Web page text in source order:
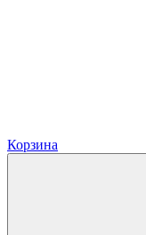
Корзина